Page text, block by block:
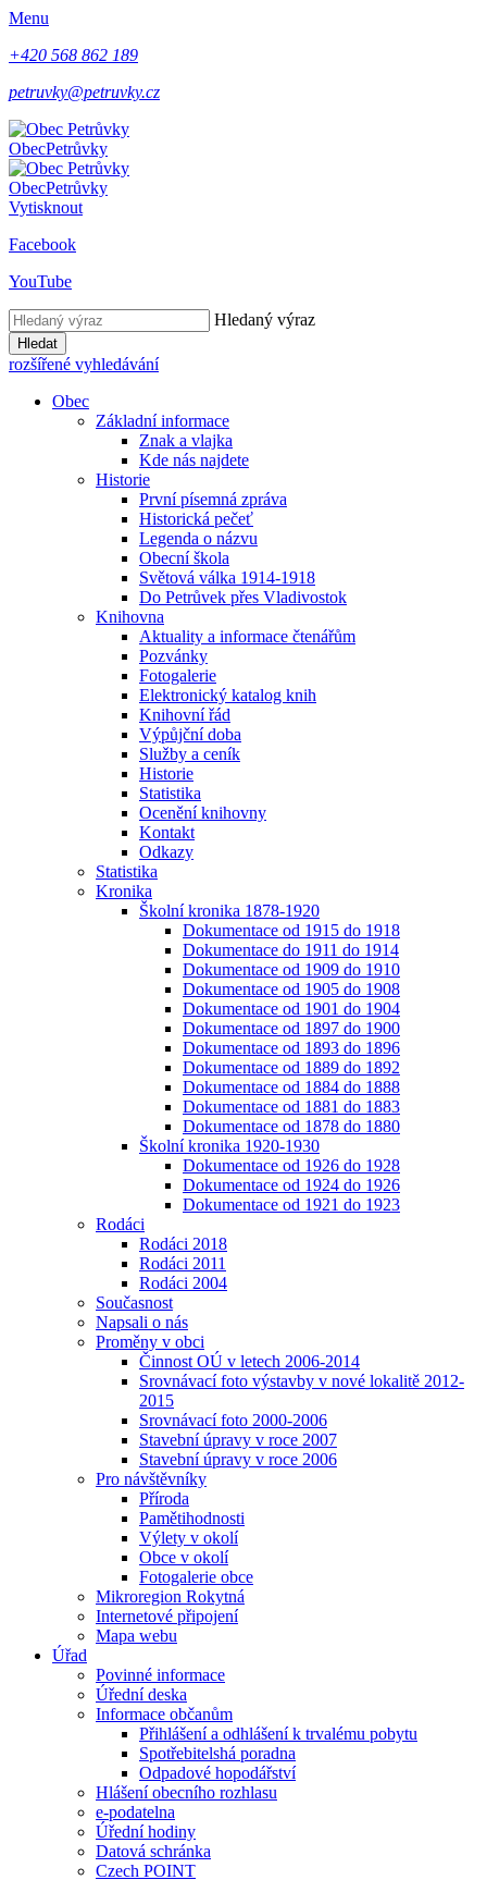
Menu
+420 568 862 189
petruvky@petruvky.cz
ObecPetrůvky
ObecPetrůvky
Vytisknout
Facebook
YouTube
Hledaný výraz
Hledat
rozšířené vyhledávání
Obec
Základní informace
Znak a vlajka
Kde nás najdete
Historie
První písemná zpráva
Historická pečeť
Legenda o názvu
Obecní škola
Světová válka 1914-1918
Do Petrůvek přes Vladivostok
Knihovna
Aktuality a informace čtenářům
Pozvánky
Fotogalerie
Elektronický katalog knih
Knihovní řád
Výpůjční doba
Služby a ceník
Historie
Statistika
Ocenění knihovny
Kontakt
Odkazy
Statistika
Kronika
Školní kronika 1878-1920
Dokumentace od 1915 do 1918
Dokumentace do 1911 do 1914
Dokumentace od 1909 do 1910
Dokumentace od 1905 do 1908
Dokumentace od 1901 do 1904
Dokumentace od 1897 do 1900
Dokumentace od 1893 do 1896
Dokumentace od 1889 do 1892
Dokumentace od 1884 do 1888
Dokumentace od 1881 do 1883
Dokumentace od 1878 do 1880
Školní kronika 1920-1930
Dokumentace od 1926 do 1928
Dokumentace od 1924 do 1926
Dokumentace od 1921 do 1923
Rodáci
Rodáci 2018
Rodáci 2011
Rodáci 2004
Současnost
Napsali o nás
Proměny v obci
Činnost OÚ v letech 2006-2014
Srovnávací foto výstavby v nové lokalitě 2012-
2015
Srovnávací foto 2000-2006
Stavební úpravy v roce 2007
Stavební úpravy v roce 2006
Pro návštěvníky
Příroda
Pamětihodnosti
Výlety v okolí
Obce v okolí
Fotogalerie obce
Mikroregion Rokytná
Internetové připojení
Mapa webu
Úřad
Povinné informace
Úřední deska
Informace občanům
Přihlášení a odhlášení k trvalému pobytu
Spotřebitelshá poradna
Odpadové hopodářství
Hlášení obecního rozhlasu
e-podatelna
Úřední hodiny
Datová schránka
Czech POINT